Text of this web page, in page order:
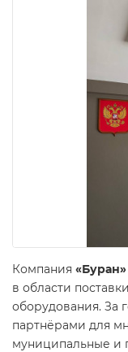
Компания «Буран»
в области
оборудования. За
партнёрами для
муниципальные и